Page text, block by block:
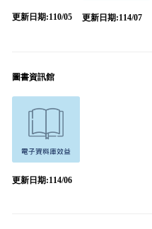
更新日期:110/05 更新日期:114/07
圖書資訊館
更新日期:114/06